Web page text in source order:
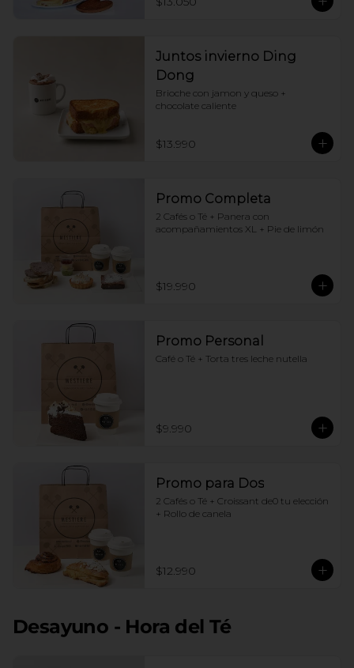
Juntos invierno Ding
Dong
Brioche con jamon y queso +
chocolate caliente
$13.990
Promo Completa
2 Cafés o Té + Panera con
acompañamientos XL + Pie de limón
$19.990
Promo Personal
Café o Té + Torta tres leche nutella
$9.990
Promo para Dos
2 Cafés o Té + Croissant de0 tu elección
+ Rollo de canela
$12.990
Desayuno - Hora del Té